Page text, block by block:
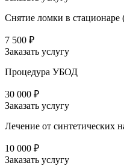
Снятие ломки в стационаре
7 500 ₽
Заказать услугу
Процедура УБОД
30 000 ₽
Заказать услугу
Лечение от синтетических
10 000 ₽
Заказать услугу